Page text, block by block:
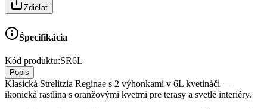
Zdieľať
Špecifikácia
Kód produktu:SR6L
Popis
Klasická Strelitzia Reginae s 2 výhonkami v 6L kvetináči —
ikonická rastlina s oranžovými kvetmi pre terasy a svetlé interiéry.